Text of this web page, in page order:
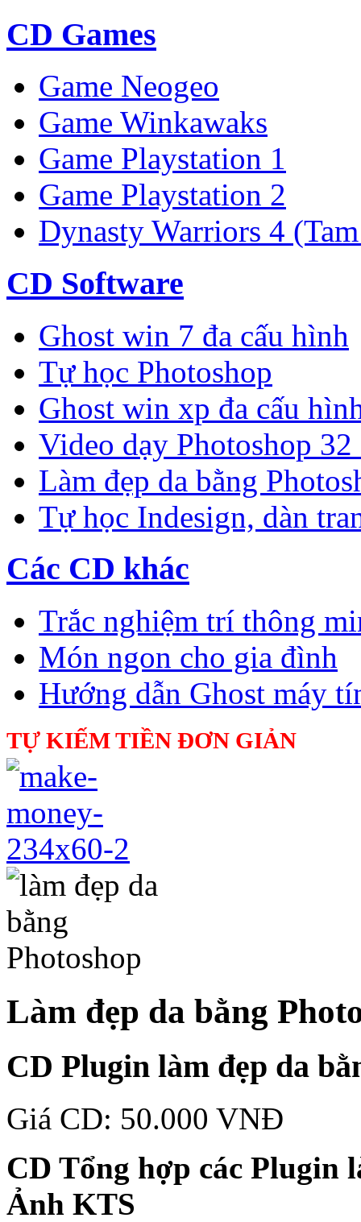
CD Games
Game Neogeo
Game Winkawaks
Game Playstation 1
Game Playstation 2
Dynasty Warriors 4
CD Software
Ghost win 7 đa cấu hình
Tự học Photoshop
Ghost win xp đa cấu
Video dạy Photoshop
Làm đẹp da bằng
Tự học Indesign, dàn
Các CD khác
Trắc nghiệm trí thông
Món ngon cho gia đình
Hướng dẫn Ghost máy
TỰ KIẾM TIỀN ĐƠN GIẢN
Làm đẹp da bằng
CD Plugin làm đẹp da
Giá CD: 50.000 VNĐ
CD Tổng hợp các Plugin
Ảnh KTS